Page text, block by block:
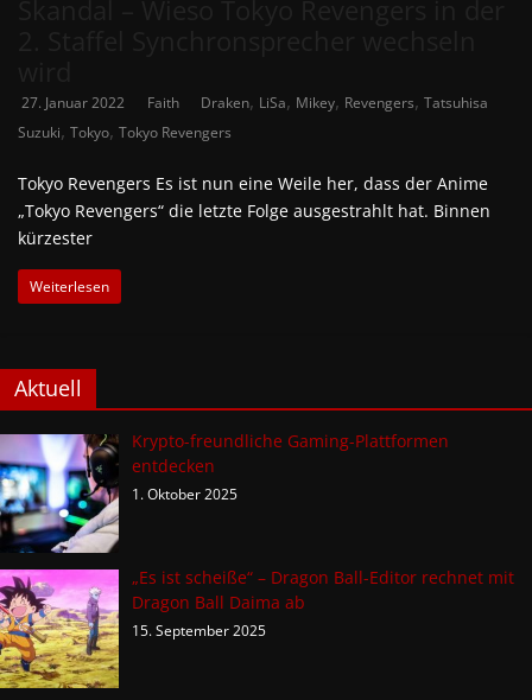
27. Januar 2022 Faith Draken, LiSa, Mikey, Revengers, Tatsuhisa
Suzuki, Tokyo, Tokyo Revengers
Tokyo Revengers Es ist nun eine Weile her, dass der Anime
„Tokyo Revengers“ die letzte Folge ausgestrahlt hat. Binnen
kürzester
Weiterlesen
Aktuell
Krypto-freundliche Gaming-Plattformen
entdecken
1. Oktober 2025
„Es ist scheiße“ – Dragon Ball-Editor rechnet mit
Dragon Ball Daima ab
15. September 2025